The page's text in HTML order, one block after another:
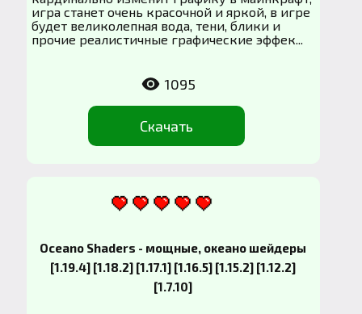
игра станет очень красочной и яркой, в игре
будет великолепная вода, тени, блики и
прочие реалистичные графические эффек...
Скачать
1095
Oceano Shaders - мощные, океано шейдеры
[1.19.4] [1.18.2] [1.17.1] [1.16.5] [1.15.2] [1.12.2]
[1.7.10]